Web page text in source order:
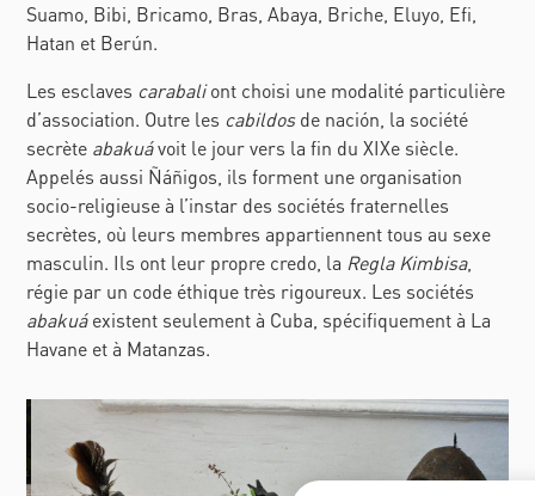
Suamo, Bibi, Bricamo, Bras, Abaya, Briche, Eluyo, Efi,
Hatan et Berún.
Les esclaves carabaliont choisi une modalité particulière
d’association. Outre les cabildosde nación, la société
secrète abakuávoit le jour vers la fin du XIXe siècle.
Appelés aussi Ñáñigos, ils forment une organisation
socio-religieuse à l’instar des sociétés fraternelles
secrètes, où leurs membres appartiennent tous au sexe
masculin. Ils ont leur propre credo, la Regla Kimbisa,
régie par un code éthique très rigoureux. Les sociétés
abakuáexistent seulement à Cuba, spécifiquement à La
Havane et à Matanzas.